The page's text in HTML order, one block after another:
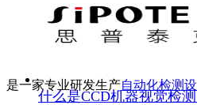
什么是CCD机器视觉检
是一家专业研发生产自动化检测